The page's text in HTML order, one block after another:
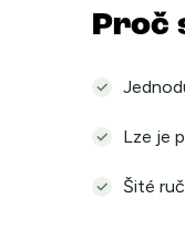
Proč
Lze je
Šité